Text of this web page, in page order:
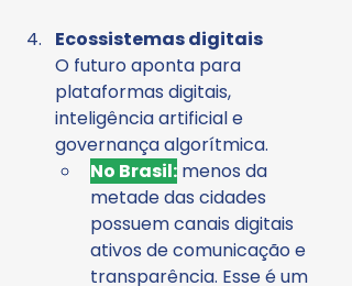
Ecossistemas digitais
O futuro aponta para
plataformas digitais,
inteligência artificial e
governança algorítmica.
No Brasil: menos da
metade das cidades
possuem canais digitais
ativos de comunicação e
transparência. Esse é um